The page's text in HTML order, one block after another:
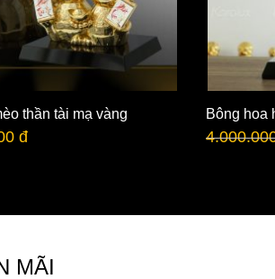
thần tài mạ vàng
đ
Bông hoa
MÃI